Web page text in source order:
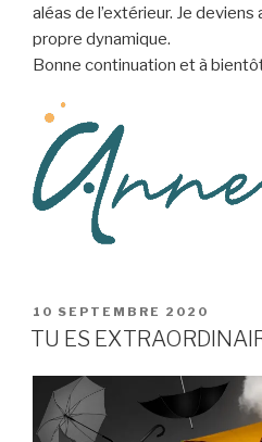
aléas de l’extérieur. Je
propre dynamique.
Bonne continuation et à
PUBLIÉ
LE
10 SEPTEMBRE 2020
TU ES